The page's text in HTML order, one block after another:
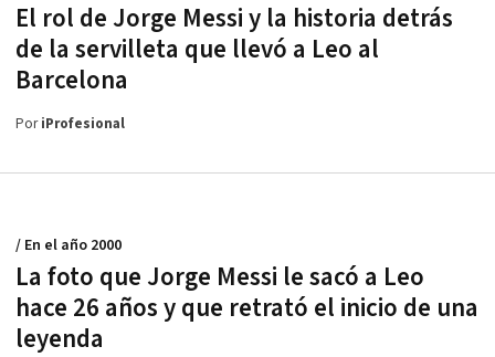
El rol de Jorge Messi y la historia detrás
de la servilleta que llevó a Leo al
Barcelona
PoriProfesional
La foto que Jorge Messi le sacó a Leo
hace 26 años y que retrató el inicio de una
leyenda
/ En el año 2000